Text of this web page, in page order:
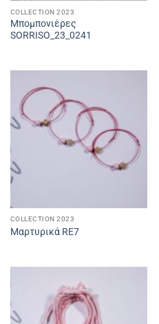
COLLECTION 2023
Μπομπονιέρες
SORRISO_23_0241
COLLECTION 2023
Μαρτυρικά RE7